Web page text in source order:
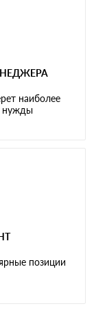
наиболее
нужды
позиции